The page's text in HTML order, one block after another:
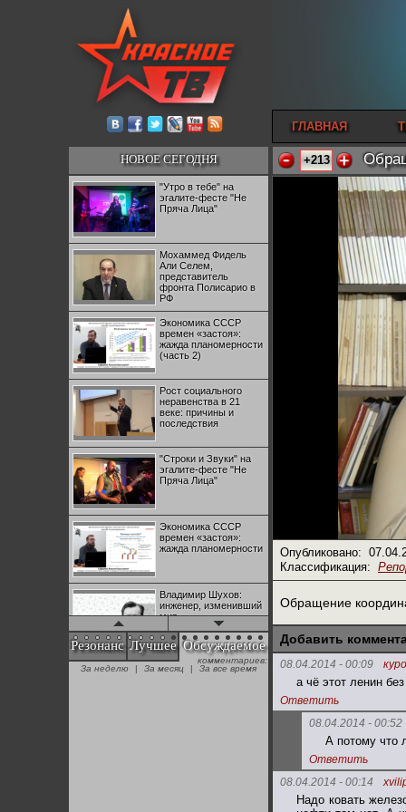
ГЛАВНАЯ
НОВОЕ СЕГОДНЯ
"Утро в тебе" на
эгалите-фесте "Не
Пряча Лица"
Мохаммед Фидель
Али Селем,
представитель
фронта Полисарио в
РФ
Экономика СССР
времен «застоя»:
жажда планомерности
(часть 2)
Рост социального
неравенства в 21
веке: причины и
последствия
"Строки и Звуки" на
эгалите-фесте "Не
Пряча Лица"
Экономика СССР
времен «застоя»:
жажда планомерности
Владимир Шухов:
инженер, изменивший
мир
"Аркадий Коц" на
эгалите-фесте "Не
Резонанс Лучшее Обсуждаемое
комментариев:
За неделю
| За месяц | За все время
+213
Опубликовано:
Классификация:
Обращение
Добавить
08.04.2014 - 00:09
а чё этот ленин
Ответить
08.04.2014 - 00:52
А потому что
Ответить
08.04.2014 - 00:14
Надо ковать